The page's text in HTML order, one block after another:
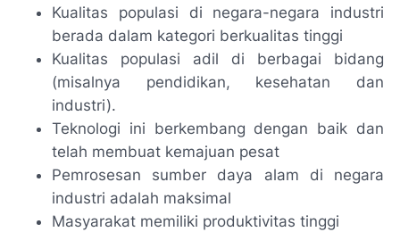
Kualitas populasi di negara-negara industri
berada dalam kategori berkualitas tinggi
Kualitas populasi adil di berbagai bidang
(misalnya pendidikan, kesehatan dan
industri).
Teknologi ini berkembang dengan baik dan
telah membuat kemajuan pesat
Pemrosesan sumber daya alam di negara
industri adalah maksimal
Masyarakat memiliki produktivitas tinggi